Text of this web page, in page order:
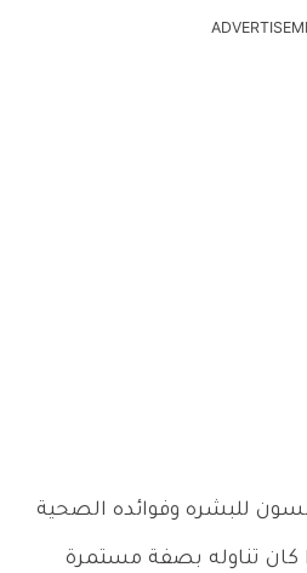
للبشره وفوائده الصحية
كان تناوله بصفة مستمرة